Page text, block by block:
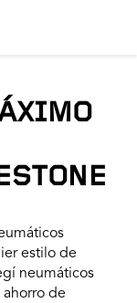
estilo de
neumáticos
ahorro de